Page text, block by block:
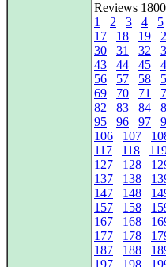
Reviews
1
2 3 4 5
17
18 19
30
31 32
43
44 45
56
57 58
69
70 71
82
83 84
95
96 97
106
107
117
118
127
128
137
138
147
148
157
158
167
168
177
178
187
188
197
198